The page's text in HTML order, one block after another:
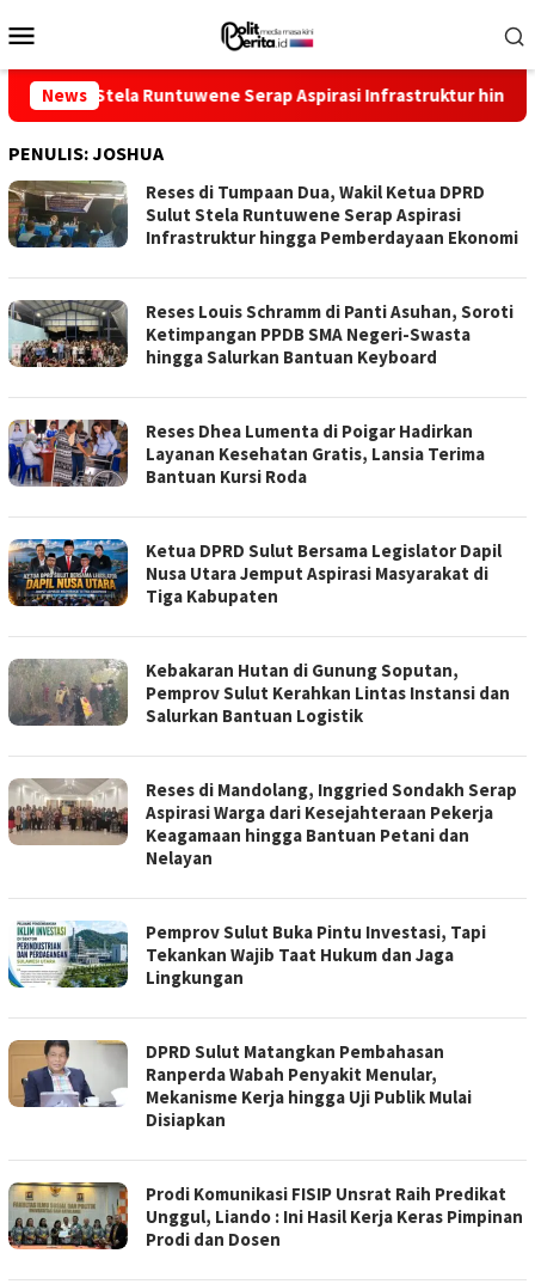
ke
Mobile
News
Stela Runtuwene Serap Aspirasi Infrastruktur hingga
PENULIS:JOSHUA
Reses di Tumpaan Dua, Wakil Ketua DPRD
Sulut Stela Runtuwene Serap Aspirasi
Infrastruktur hingga Pemberdayaan Ekonomi
Reses Louis Schramm di Panti Asuhan, Soroti
Ketimpangan PPDB SMA Negeri-Swasta
hingga Salurkan Bantuan Keyboard
Reses Dhea Lumenta di Poigar Hadirkan
Layanan Kesehatan Gratis, Lansia Terima
Bantuan Kursi Roda
Ketua DPRD Sulut Bersama Legislator Dapil
Nusa Utara Jemput Aspirasi Masyarakat di
Tiga Kabupaten
Kebakaran Hutan di Gunung Soputan,
Pemprov Sulut Kerahkan Lintas Instansi dan
Salurkan Bantuan Logistik
Reses di Mandolang, Inggried Sondakh Serap
Aspirasi Warga dari Kesejahteraan Pekerja
Keagamaan hingga Bantuan Petani dan
Nelayan
Pemprov Sulut Buka Pintu Investasi, Tapi
Tekankan Wajib Taat Hukum dan Jaga
Lingkungan
DPRD Sulut Matangkan Pembahasan
Ranperda Wabah Penyakit Menular,
Mekanisme Kerja hingga Uji Publik Mulai
Disiapkan
Prodi Komunikasi FISIP Unsrat Raih Predikat
Unggul, Liando : Ini Hasil Kerja Keras Pimpinan
Prodi dan Dosen